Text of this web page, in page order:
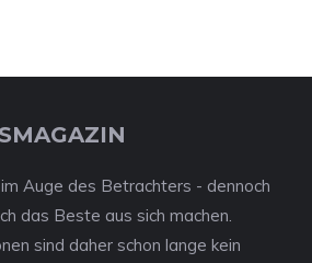
Auge des Betrachters - dennoch
das Beste aus sich machen.
sind daher schon lange kein